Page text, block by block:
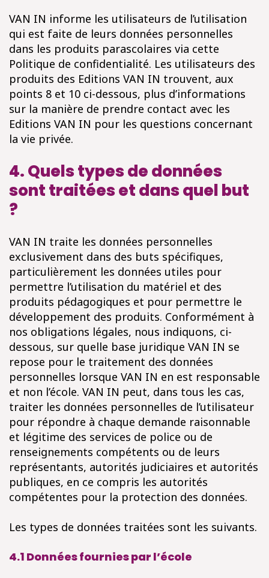
VAN IN informe les utilisateurs de l’utilisation
qui est faite de leurs données personnelles
dans les produits parascolaires via cette
Politique de confidentialité. Les utilisateurs des
produits des Editions VAN IN trouvent, aux
points 8 et 10 ci-dessous, plus d’informations
sur la manière de prendre contact avec les
Editions VAN IN pour les questions concernant
la vie privée.
4. Quels types de données
sont traitées et dans quel but
?
VAN IN traite les données personnelles
exclusivement dans des buts spécifiques,
particulièrement les données utiles pour
permettre l’utilisation du matériel et des
produits pédagogiques et pour permettre le
développement des produits. Conformément à
nos obligations légales, nous indiquons, ci-
dessous, sur quelle base juridique VAN IN se
repose pour le traitement des données
personnelles lorsque VAN IN en est responsable
et non l’école. VAN IN peut, dans tous les cas,
traiter les données personnelles de l’utilisateur
pour répondre à chaque demande raisonnable
et légitime des services de police ou de
renseignements compétents ou de leurs
représentants, autorités judiciaires et autorités
publiques, en ce compris les autorités
compétentes pour la protection des données.
Les types de données traitées sont les suivants.
4.1 Données fournies par l’école